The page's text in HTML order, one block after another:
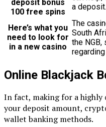
deposit bonus
100 free spins
a deposit.
Here’s what you
need to look for
in a new casino
The
South
the
Online Blackjack
In fact, making for a highly
your deposit amount,
wallet banking methods.